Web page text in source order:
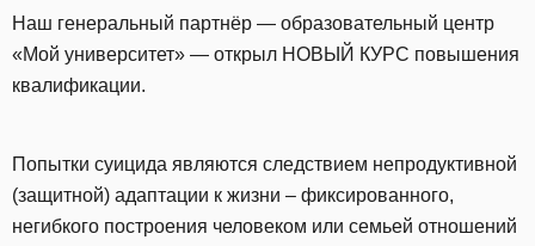
Наш генеральный партнёр — образовательный центр
«Мой университет» — открыл НОВЫЙ КУРС повышения
квалификации.
Попытки суицида являются следствием непродуктивной
(защитной) адаптации к жизни – фиксированного,
негибкого построения человеком или семьей отношений